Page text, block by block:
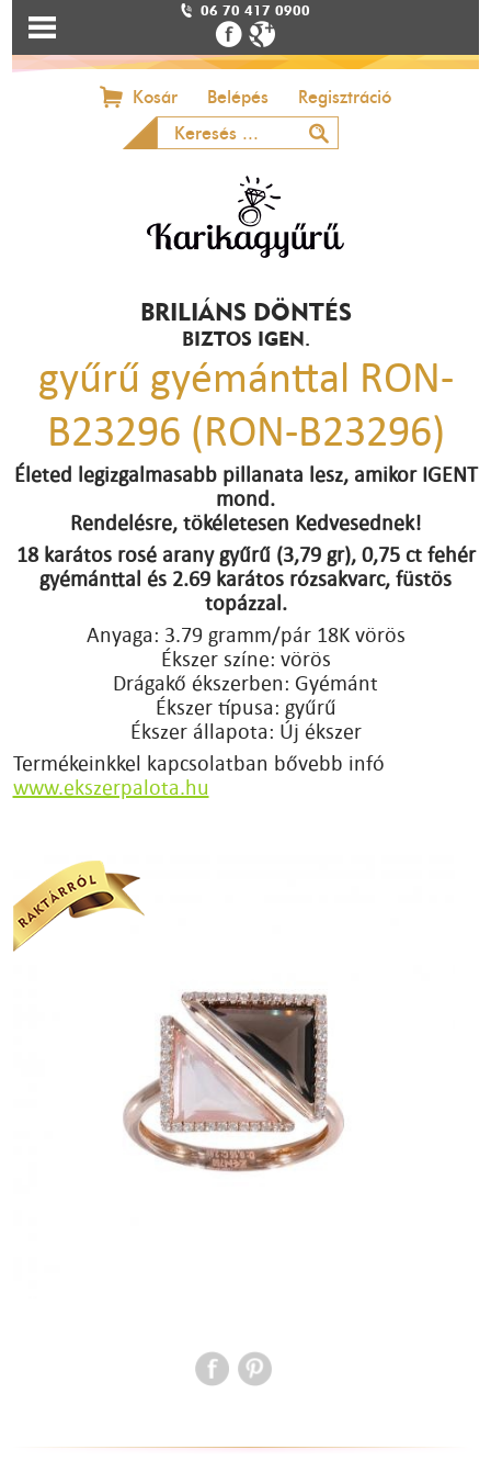
06 70 417 0900
Kosár Belépés Regisztráció
BRILIÁNS DÖNTÉS
BIZTOS IGEN.
gyűrű gyémánttal RON-
B23296 (RON-B23296)
Életed legizgalmasabb pillanata lesz, amikor IGENT
mond.
Rendelésre, tökéletesen Kedvesednek!
18 karátos rosé arany gyűrű (3,79 gr), 0,75 ct fehér
gyémánttal és 2.69 karátos rózsakvarc, füstös
topázzal.
Anyaga: 3.79 gramm/pár 18K vörös
Ékszer színe: vörös
Drágakő ékszerben: Gyémánt
Ékszer típusa: gyűrű
Ékszer állapota: Új ékszer
Termékeinkkel kapcsolatban bővebb infó
www.ekszerpalota.hu